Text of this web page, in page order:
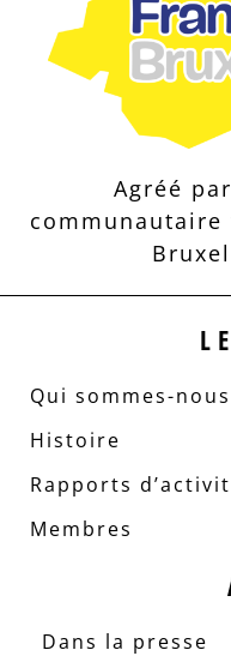
Agréé
communautaire
Qui sommes-
Histoire
Rapports
Membres
Dans la presse